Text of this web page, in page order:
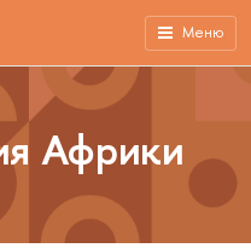
Меню
Африки